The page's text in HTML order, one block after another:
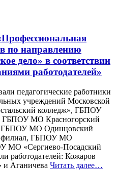
по направлению
дело» в соответствии
работодателей»
педагогические работники
учреждений Московской
колледж», ГБПОУ
ГБПОУ МО Красногорский
ГБПОУ МО Одинцовский
филиал, ГБПОУ МО
МО «Сергиево-Посадский
работодателей: Кожаров
Аганичева Читать далее…